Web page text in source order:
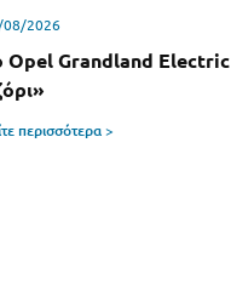
08/2026
Opel Grandland Electric
περισσότερα >